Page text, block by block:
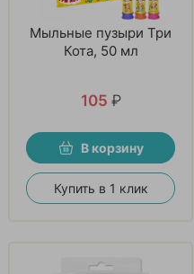
Мыльные пузыри Три
Кота, 50 мл
105 ₽
В корзину
Купить в 1 клик